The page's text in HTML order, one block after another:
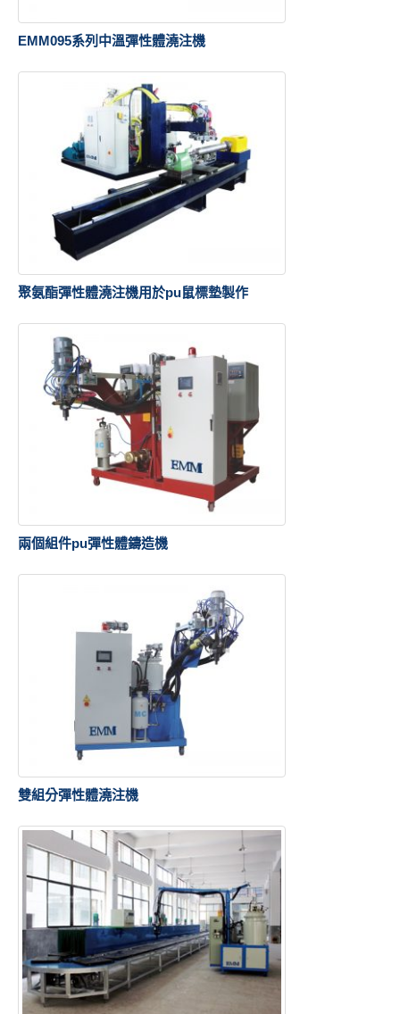
EMM095系列中溫彈性體澆注機
聚氨酯彈性體澆注機用於pu鼠標墊製作
兩個組件pu彈性體鑄造機
雙組分彈性體澆注機